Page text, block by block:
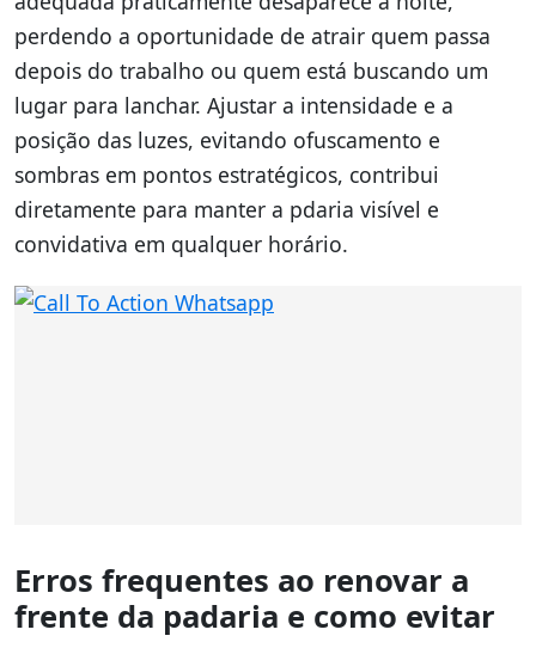
perdendo a oportunidade de atrair quem passa
depois do trabalho ou quem está buscando um
lugar para lanchar. Ajustar a intensidade e a
posição das luzes, evitando ofuscamento e
sombras em pontos estratégicos, contribui
diretamente para manter a pdaria visível e
convidativa em qualquer horário.
Erros frequentes ao renovar a
frente da padaria e como evitar